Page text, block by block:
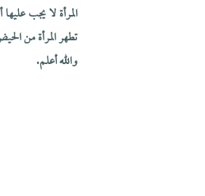
المرأة لا يجب
تطهر المرأة من
والله أعلم.